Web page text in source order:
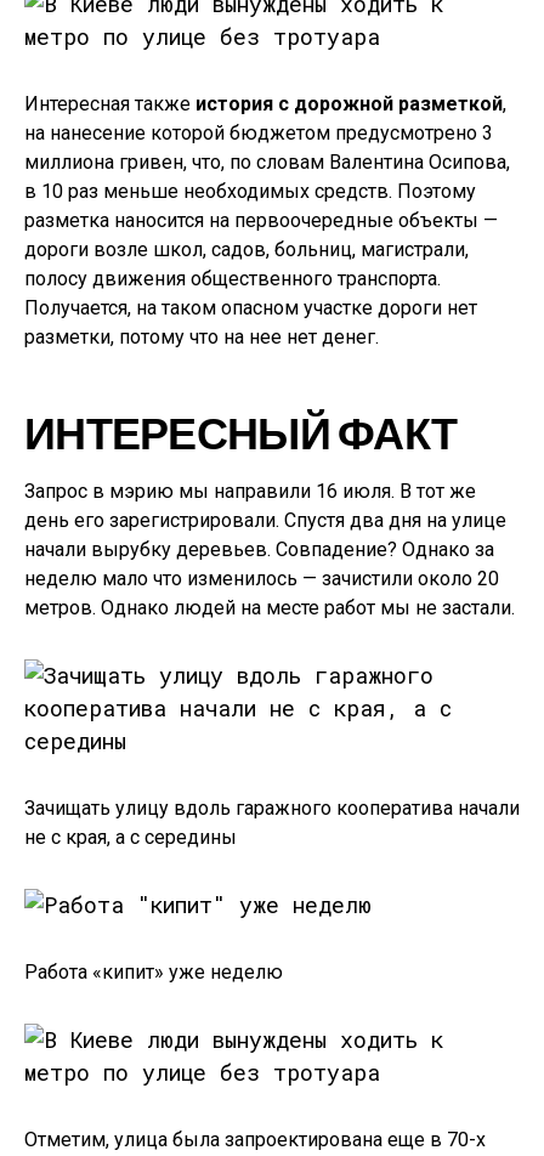
Интересная также история с дорожной разметкой,
на нанесение которой бюджетом предусмотрено 3
миллиона гривен, что, по словам Валентина Осипова,
в 10 раз меньше необходимых средств. Поэтому
разметка наносится на первоочередные объекты —
дороги возле школ, садов, больниц, магистрали,
полосу движения общественного транспорта.
Получается, на таком опасном участке дороги нет
разметки, потому что на нее нет денег.
ИНТЕРЕСНЫЙ ФАКТ
Запрос в мэрию мы направили 16 июля. В тот же
день его зарегистрировали. Спустя два дня на улице
начали вырубку деревьев. Совпадение? Однако за
неделю мало что изменилось — зачистили около 20
метров. Однако людей на месте работ мы не застали.
Зачищать улицу вдоль гаражного кооператива начали
не с края, а с середины
Работа «кипит» уже неделю
Отметим, улица была запроектирована еще в 70-х